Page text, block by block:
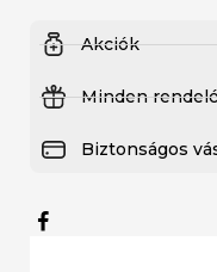
Akciók
Minden
Biztonságos